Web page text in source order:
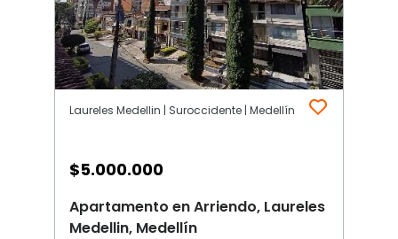
Laureles Medellin | Suroccidente | Medellín
$5.000.000
Apartamento en Arriendo, Laureles
Medellin, Medellín